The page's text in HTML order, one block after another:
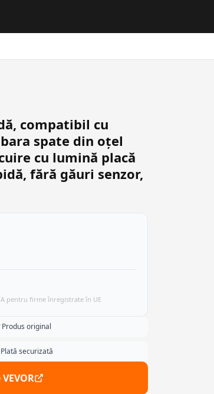
compatibil cu
spate din oțel
cu lumină placă
fără găuri senzor,
pentru firme înregistrate în UE
Produs original
Plată securizată